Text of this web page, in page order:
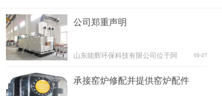
公司郑重声明
山东能辉环保科技有限公司位于阿 05-27
承接窑炉修配并提供窑炉配件